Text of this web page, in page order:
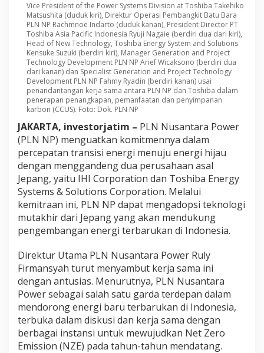
Vice President of the Power Systems Division at Toshiba Takehiko
Matsushita (duduk kiri), Direktur Operasi Pembangkit Batu Bara
PLN NP Rachmnoe Indarto (duduk kanan), President Director PT
Toshiba Asia Pacific Indonesia Ryuji Nagaie (berdiri dua dari kiri),
Head of New Technology, Toshiba Energy System and Solutions
Kensuke Suzuki (berdiri kiri), Manager Generation and Project
Technology Development PLN NP Arief Wicaksono (berdiri dua
dari kanan) dan Specialist Generation and Project Technology
Development PLN NP Fahmy Ryadin (berdiri kanan) usai
penandantangan kerja sama antara PLN NP dan Toshiba dalam
penerapan penangkapan, pemanfaatan dan penyimpanan
karbon (CCUS). Foto: Dok. PLN NP
JAKARTA, investorjatim – PLN Nusantara Power
(PLN NP) menguatkan komitmennya dalam
percepatan transisi energi menuju energi hijau
dengan menggandeng dua perusahaan asal
Jepang, yaitu IHI Corporation dan Toshiba Energy
Systems & Solutions Corporation. Melalui
kemitraan ini, PLN NP dapat mengadopsi teknologi
mutakhir dari Jepang yang akan mendukung
pengembangan energi terbarukan di Indonesia.
Direktur Utama PLN Nusantara Power Ruly
Firmansyah turut menyambut kerja sama ini
dengan antusias. Menurutnya, PLN Nusantara
Power sebagai salah satu garda terdepan dalam
mendorong energi baru terbarukan di Indonesia,
terbuka dalam diskusi dan kerja sama dengan
berbagai instansi untuk mewujudkan Net Zero
Emission (NZE) pada tahun-tahun mendatang.